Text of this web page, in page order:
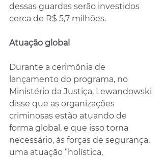
dessas guardas serão investidos
cerca de R$ 5,7 milhões.
Atuação global
Durante a cerimônia de
lançamento do programa, no
Ministério da Justiça, Lewandowski
disse que as organizações
criminosas estão atuando de
forma global, e que isso torna
necessário, às forças de segurança,
uma atuação “holística,